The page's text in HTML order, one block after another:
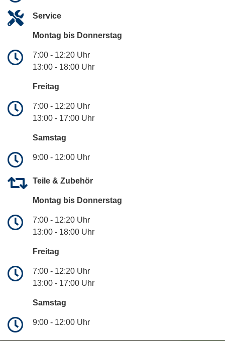
Service
Montag bis Donnerstag
7:00 - 12:20 Uhr
13:00 - 18:00 Uhr
Freitag
7:00 - 12:20 Uhr
13:00 - 17:00 Uhr
Samstag
9:00 - 12:00 Uhr
Teile & Zubehör
Montag bis Donnerstag
7:00 - 12:20 Uhr
13:00 - 18:00 Uhr
Freitag
7:00 - 12:20 Uhr
13:00 - 17:00 Uhr
Samstag
9:00 - 12:00 Uhr